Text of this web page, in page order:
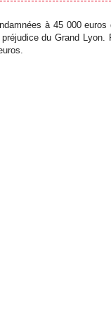
à 45 000 euros
du Grand Lyon.